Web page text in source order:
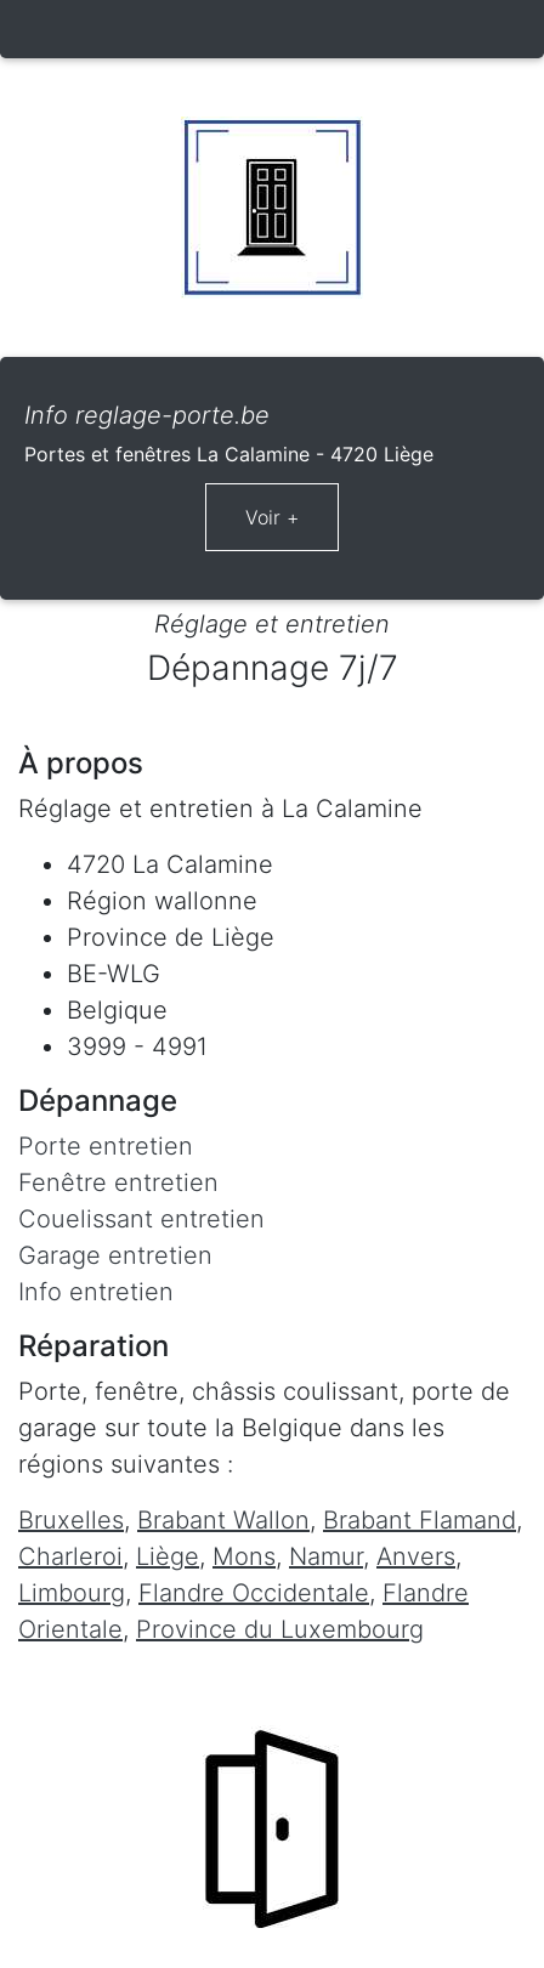
Info reglage-porte.be
Portes et fenêtres La Calamine - 4720 Liège
Réglage et entretien
Dépannage 7j/7
À propos
Réglage et entretien à La Calamine
4720 La Calamine
Région wallonne
Province de Liège
BE-WLG
Belgique
3999 - 4991
Dépannage
Porte entretien
Fenêtre entretien
Couelissant entretien
Garage entretien
Info entretien
Réparation
Porte, fenêtre, châssis coulissant, porte de
garage sur toute la Belgique dans les
régions suivantes :
Bruxelles, Brabant Wallon, Brabant Flamand,
Charleroi, Liège, Mons, Namur, Anvers,
Limbourg, Flandre Occidentale, Flandre
Orientale, Province du Luxembourg